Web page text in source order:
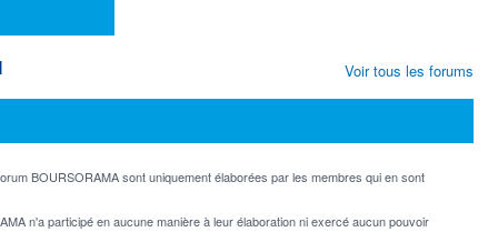
BOURSORAMA sont uniquement élaborées par les membres qui en sont
n'a participé en aucune manière à leur élaboration ni exercé aucun pouvoir
Voir tous les forums